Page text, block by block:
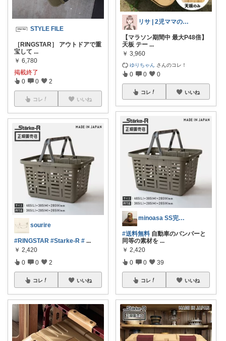
STYLE FILE
［RINGSTAR］ アウトドアで重
宝して ...
￥ 6,780
掲載終了
0 0 2
コレ いいね
sourire
#RINGSTAR #Starke-R # ...
￥ 2,420
0 0 2
コレ いいね
リサ | 2児ママのおすすめ商品紹介
【マラソン期間中 最大P48倍】
天板 テー ...
￥ 3,960
ゆりちゃん さんのコレ！
0 0 0
コレ いいね
minoasa SS完走🏃‍♀️
#送料無料 自動車のバンパーと
同等の素材を ...
￥ 2,420
0 0 39
コレ いいね